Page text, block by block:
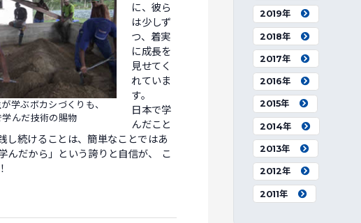
学ぶボカシづくりも、
んだ技術の賜物
に、彼ら
は少しず
つ、着実
に成長を
見せてく
れていま
す。
日本で学
んだこと
し続けることは、簡単なことではあ
んだから」という誇りと自信が、 こ
2019年
2018年
2017年
2016年
2015年
2014年
2013年
2012年
2011年